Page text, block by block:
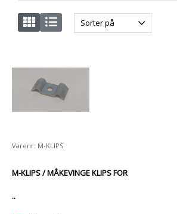
Sorter på
Varenr: M-KLIPS
M-KLIPS / MÅKEVINGE KLIPS FOR
..